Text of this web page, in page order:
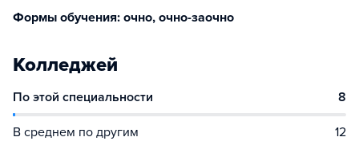
Формы обучения: очно, очно-заочно
Колледжей
По этой специальности 8
В среднем по другим 12